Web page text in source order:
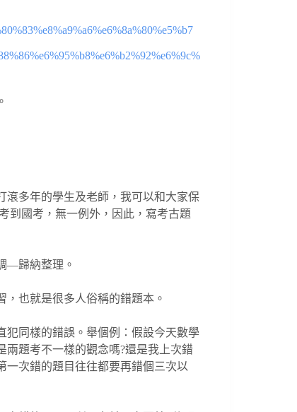
滾多年的學生及老師，我可以和大家保
到國考，無一例外，因此，寫考古題
―歸納整理。
也就是很多人俗稱的錯題本。
犯同樣的錯誤。舉個例：假設今天數學
兩題考不一樣的觀念嗎?還是我上次錯
一次錯的題目往往都要再錯個三次以